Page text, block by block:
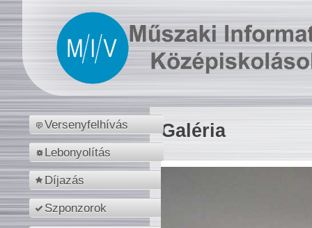
Versenyfelhívás
Lebonyolítás
Díjazás
Szponzorok
Galéria